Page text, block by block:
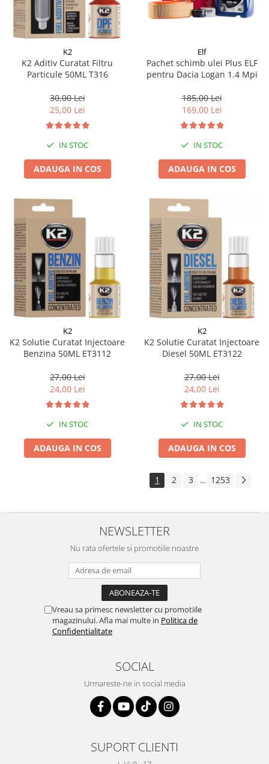
K2
K2 Aditiv Curatat Filtru
Particule 50ML T316
30,00 Lei
25,00 Lei
IN STOC
ADAUGA IN COS
Elf
Pachet schimb ulei Plus ELF
pentru Dacia Logan 1.4 Mpi
185,00 Lei
169,00 Lei
IN STOC
ADAUGA IN COS
K2
K2 Solutie Curatat Injectoare
Benzina 50ML ET3112
27,00 Lei
24,00 Lei
IN STOC
ADAUGA IN COS
K2
K2 Solutie Curatat Injectoare
Diesel 50ML ET3122
27,00 Lei
24,00 Lei
IN STOC
ADAUGA IN COS
1 2 3 ... 1253
NEWSLETTER
Nu rata ofertele si promotiile noastre
Vreau sa primesc newsletter cu promotiile
magazinului. Afla mai multe in Politica de
Confidentialitate
SOCIAL
Urmareste-ne in social media
SUPORT CLIENTI